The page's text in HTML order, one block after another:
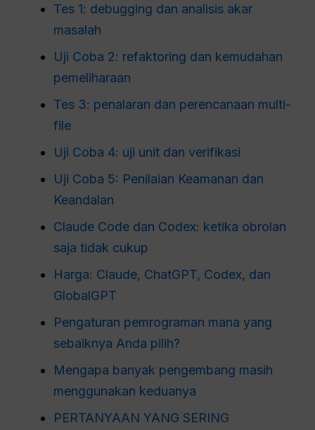
Tes 1: debugging dan analisis akar
masalah
Uji Coba 2: refaktoring dan kemudahan
pemeliharaan
Tes 3: penalaran dan perencanaan multi-
file
Uji Coba 4: uji unit dan verifikasi
Uji Coba 5: Penilaian Keamanan dan
Keandalan
Claude Code dan Codex: ketika obrolan
saja tidak cukup
Harga: Claude, ChatGPT, Codex, dan
GlobalGPT
Pengaturan pemrograman mana yang
sebaiknya Anda pilih?
Mengapa banyak pengembang masih
menggunakan keduanya
PERTANYAAN YANG SERING